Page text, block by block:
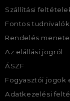
Szállítási
Fontos
Rendelés menete
Az elállási jogról
ÁSZF
Fogyasztói jogok
Adatkezelési